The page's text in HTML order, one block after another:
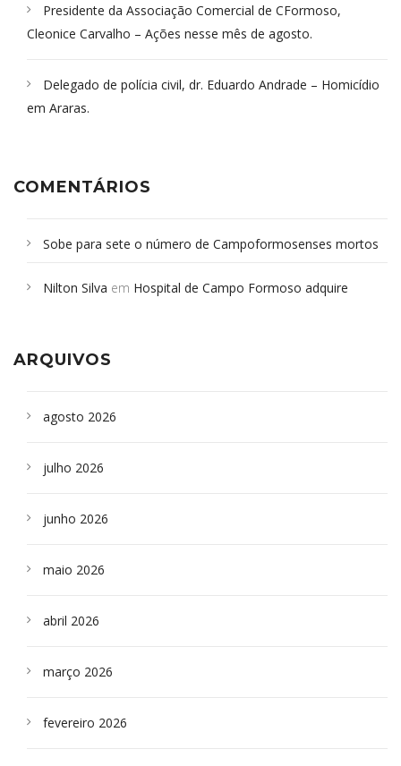
Presidente da Associação Comercial de CFormoso,
Cleonice Carvalho – Ações nesse mês de agosto.
Delegado de polícia civil, dr. Eduardo Andrade – Homicídio
em Araras.
COMENTÁRIOS
Sobe para sete o número de Campoformosenses mortos
Campoformosenses que morreram em desabamentos são
Nilton Silva em Hospital de Campo Formoso adquire
ARQUIVOS
agosto 2026
julho 2026
junho 2026
maio 2026
abril 2026
março 2026
fevereiro 2026